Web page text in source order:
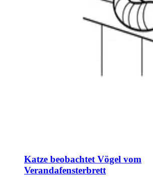
Katze beobachtet Vögel vom
Verandafensterbrett